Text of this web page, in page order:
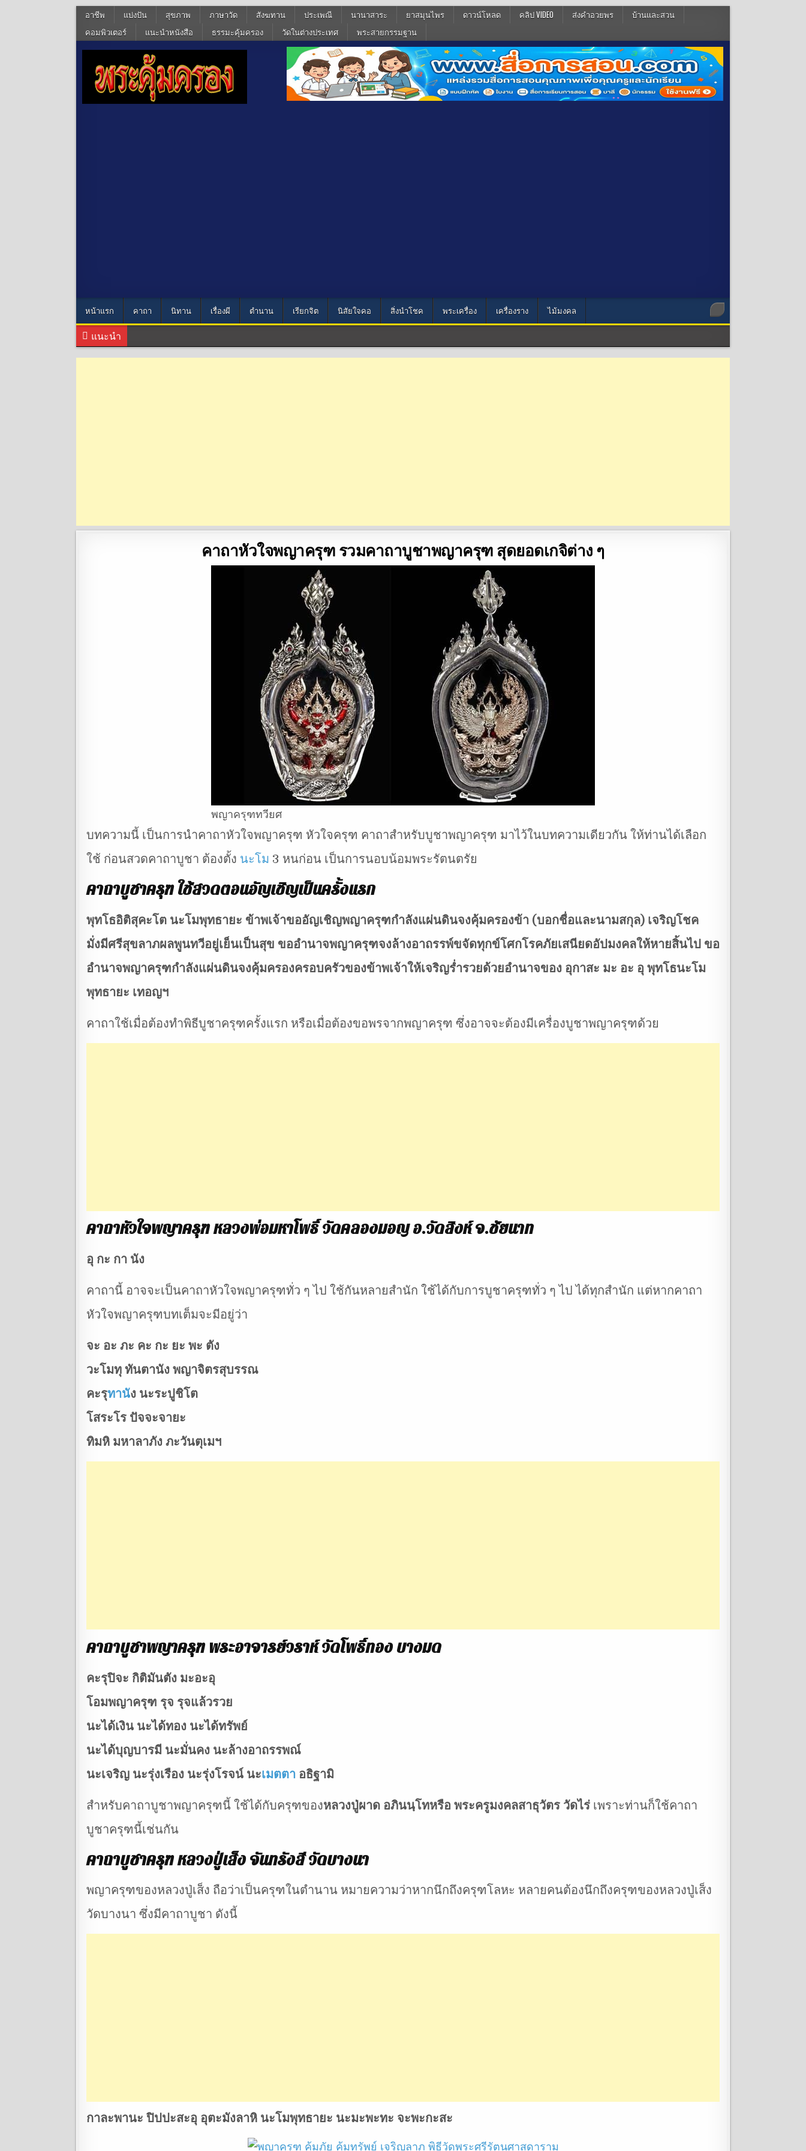
อาชีพ แบ่งปัน สุขภาพ ภาษาวัด สังฆทาน ประเพณี นานาสาระ ยาสมุนไพร ดาวน์โหลด คลิป VIDEO ส่งคำอวยพร
บ้านและสวน
คอมพิวเตอร์
แนะนำหนังสือ ธรรมะคุ้มครอง วัดในต่างประเทศ พระสายกรรมฐาน
หน้าแรก คาถา นิทาน เรื่องผี ตำนาน เรียกจิต นิสัยใจคอ สิ่งนำโชค พระเครื่อง เครื่องราง ไม้มงคล
แนะนำ
คาถาหัวใจพญาครุฑ รวมคาถาบูชาพญาครุฑ สุดยอดเกจิต่าง ๆ
พญาครุฑทวียศ
บทความนี้ เป็นการนำคาถาหัวใจพญาครุฑ หัวใจครุฑ คาถาสำหรับบูชาพญาครุฑ มาไว้ในบทความเดียวกัน ให้ท่านได้เลือก
ใช้ ก่อนสวดคาถาบูชา ต้องตั้ง นะโม 3 หนก่อน เป็นการนอบน้อมพระรัตนตรัย
คาถาบูชาครุฑ ใช้สวดตอนอัญเชิญเป็นครั้งแรก
พุทโธอิติสุคะโต นะโมพุทธายะ ข้าพเจ้าขออัญเชิญพญาครุฑกำลังแผ่นดินจงคุ้มครองข้า (บอกชื่อและนามสกุล) เจริญโชค
มั่งมีศรีสุขลาภผลพูนทวีอยู่เย็นเป็นสุข ขออำนาจพญาครุฑจงล้างอาถรรพ์ขจัดทุกข์โศกโรคภัยเสนียดอัปมงคลให้หายสิ้นไป ขอ
อำนาจพญาครุฑกำลังแผ่นดินจงคุ้มครองครอบครัวของข้าพเจ้าให้เจริญร่ำรวยด้วยอำนาจของ อุกาสะ มะ อะ อุ พุทโธนะโม
พุทธายะ เทอญฯ
คาถาใช้เมื่อต้องทำพิธีบูชาครุฑครั้งแรก หรือเมื่อต้องขอพรจากพญาครุฑ ซึ่งอาจจะต้องมีเครื่องบูชาพญาครุฑด้วย
คาถาหัวใจพญาครุฑ หลวงพ่อมหาโพธิ์ วัดคลองมอญ อ.วัดสิงห์ จ.ชัยนาท
อุ กะ กา นัง
คาถานี้ อาจจะเป็นคาถาหัวใจพญาครุฑทั่ว ๆ ไป ใช้กันหลายสำนัก ใช้ได้กับการบูชาครุฑทั่ว ๆ ไป ได้ทุกสำนัก แต่หากคาถา
หัวใจพญาครุฑบทเต็มจะมีอยู่ว่า
จะ อะ ภะ คะ กะ ยะ พะ ตัง
วะโมทุ ทันตานัง พญาจิตรสุบรรณ
คะรุทานัง นะระปูชิโต
โสระโร ปัจจะจายะ
ทิมหิ มหาลาภัง ภะวันตุเมฯ
คาถาบูชาพญาครุฑ พระอาจารย์วราห์ วัดโพธิ์ทอง บางมด
คะรุปิจะ กิติมันตัง มะอะอุ
โอมพญาครุฑ รุจ รุจแล้วรวย
นะได้เงิน นะได้ทอง นะได้ทรัพย์
นะได้บุญบารมี นะมั่นคง นะล้างอาถรรพณ์
นะเจริญ นะรุ่งเรือง นะรุ่งโรจน์ นะเมตตา อธิฐามิ
สำหรับคาถาบูชาพญาครุฑนี้ ใช้ได้กับครุฑของหลวงปู่ผาด อภินนฺโทหรือ พระครูมงคลสาธุวัตร วัดไร่ เพราะท่านก็ใช้คาถา
บูชาครุฑนี้เช่นกัน
คาถาบูชาครุฑ หลวงปู่เส็ง จันทรังสี วัดบางนา
พญาครุฑของหลวงปู่เส็ง ถือว่าเป็นครุฑในตำนาน หมายความว่าหากนึกถึงครุฑโลหะ หลายคนต้องนึกถึงครุฑของหลวงปู่เส็ง
วัดบางนา ซึ่งมีคาถาบูชา ดังนี้
กาละพานะ ปิปปะสะอุ อุตะมังลาหิ นะโมพุทธายะ นะมะพะทะ จะพะกะสะ